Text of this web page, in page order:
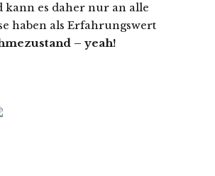
kann es daher nur an alle
haben als Erfahrungswert
– yeah!